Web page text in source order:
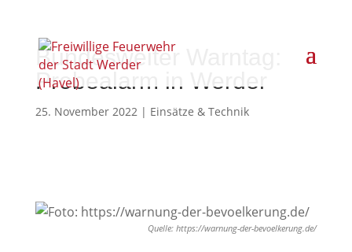
Bundesweiter Warntag:
Probealarm in Werder
25. November 2022| Einsätze & Technik
Quelle: https://warnung-der-bevoelkerung.de/